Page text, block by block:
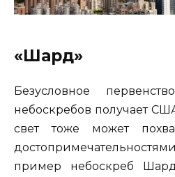
«Шард»
Безусловное
небоскребов получает
свет тоже может
пример небоскреб